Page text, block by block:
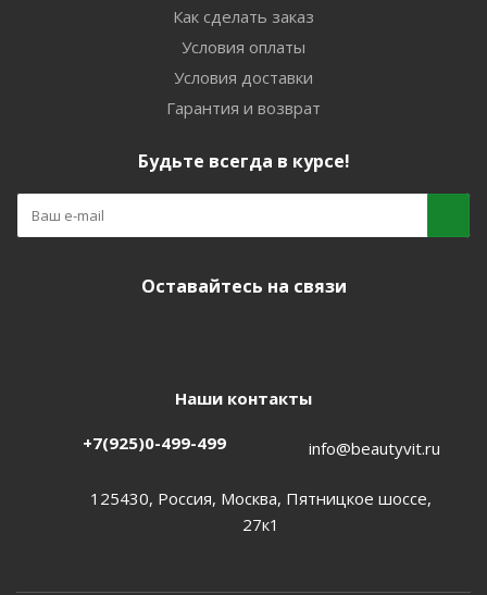
Как сделать заказ
Условия оплаты
Условия доставки
Гарантия и возврат
Будьте всегда в курсе!
Оставайтесь на связи
Наши контакты
+7(925)0-499-499 info@beautyvit.ru
125430, Россия, Москва, Пятницкое шоссе,
27к1